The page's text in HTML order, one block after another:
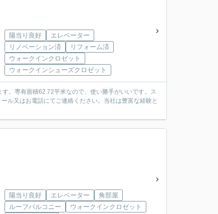
陽当り良好
エレベーター
リノベーション済
リフォーム済
ウォークインクロゼット
ウォークインシューズクロゼット
。専有面積62.72平米なので、使い勝手がいいです。ス
ル又はお電話にてご連絡ください。当社は豊富な経験と
陽当り良好 エレベーター
角部屋
ルーフバルコニー
ウォークインクロゼット